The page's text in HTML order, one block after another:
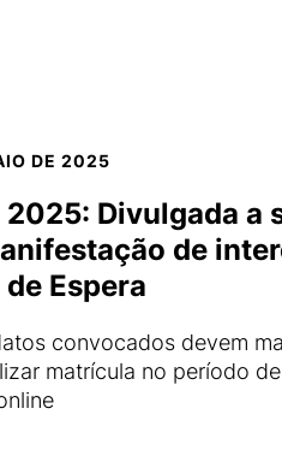
DE 2025
2025: Divulgada a
de
Espera
convocados devem
matrícula no período